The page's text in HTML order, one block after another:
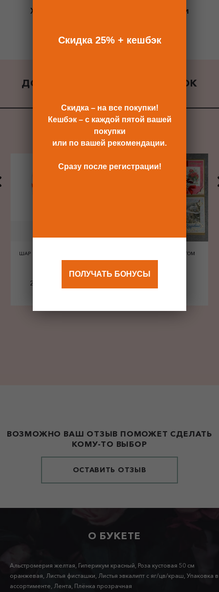
Хотите сразу
и
ДОБАВИТЬ К ЗАКАЗУ ПОДАРОК
ШАР ШЕЛКОГРАФИЯ СЕРДЦА
КРАСНЫЕ
240 Р
ОТКРЫТКА С КОНВЕРТОМ
ВОЗМОЖНО ВАШ ОТЗЫВ ПОМОЖЕТ СДЕЛАТЬ
КОМУ-ТО ВЫБОР
ОСТАВИТЬ ОТЗЫВ
О БУКЕТЕ
Альстромерия желтая, Гиперикум красный, Роза кустовая 50 см
оранжевая, Листья фисташки, Листья эвкалипт с яг/цв/краш, Упаковка в
ассортименте, Лента, Плёнка прозрачная
Скидка 25% + кешбэк
Скидка – на все покупки!
Кешбэк – с каждой пятой вашей
покупки
или по вашей рекомендации.
Сразу после регистрации!
ПОЛУЧАТЬ БОНУСЫ